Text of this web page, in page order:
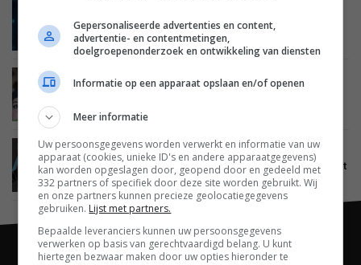
Cortana arriveert in CyanogenMod 12.1
MOBILE 26 MAART 2013
MOBILE 22 JANUARI 2013
CyanogenMod brengt eerste stabiele M-serie uit
voor Android tablets
Gepersonaliseerde advertenties en content,
advertentie- en contentmetingen,
doelgroepenonderzoek en ontwikkeling van diensten
Informatie op een apparaat opslaan en/of openen
Meer informatie
Uw persoonsgegevens worden verwerkt en informatie van uw
apparaat (cookies, unieke ID's en andere apparaatgegevens)
kan worden opgeslagen door, geopend door en gedeeld met
332 partners of specifiek door deze site worden gebruikt. Wij
en onze partners kunnen precieze geolocatiegegevens
gebruiken. Lijst met partners.
Bepaalde leveranciers kunnen uw persoonsgegevens
verwerken op basis van gerechtvaardigd belang. U kunt
hiertegen bezwaar maken door uw opties hieronder te